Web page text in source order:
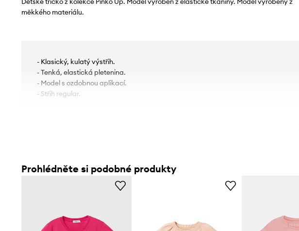
měkkého materiálu.
- Klasický, kulatý výstřih.
- Tenká, elastická pletenina.
- Model s ozdobnou aplikací.
- Střih regular.
Prohlédněte si podobné produkty